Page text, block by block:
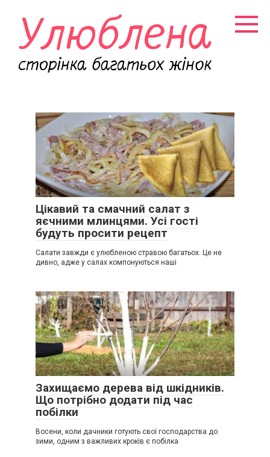
контенту
Цікавий та смачний салат з
яєчними млинцями. Усі гості
будуть просити рецепт
Салати завжди є улюбленою стравою багатьох. Це не
дивно, адже у салах компонуються наші
Захищаємо дерева від шкідників.
Що потрібно додати під час
побілки
Восени, коли дачники готують свої господарства до
зими, одним з важливих кроків є побілка